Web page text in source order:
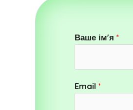
Ваше ім'я *
Email *